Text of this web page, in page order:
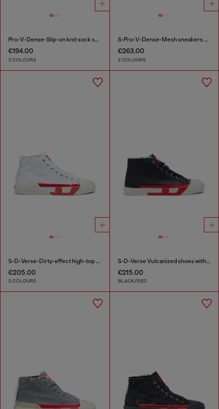
Pro-V-Dense-Slip-on knit sock sneakers
€194.00
3 COLOURS
S-Pro-V-Dense-Mesh sneakers with Oval D logo
€263.00
2 COLOURS
S-D-Verse-Dirty-effect high-top canvas sneakers
€205.00
2 COLOURS
S-D-Verse Vulcanized shoes with D logo
€215.00
BLACK/RED